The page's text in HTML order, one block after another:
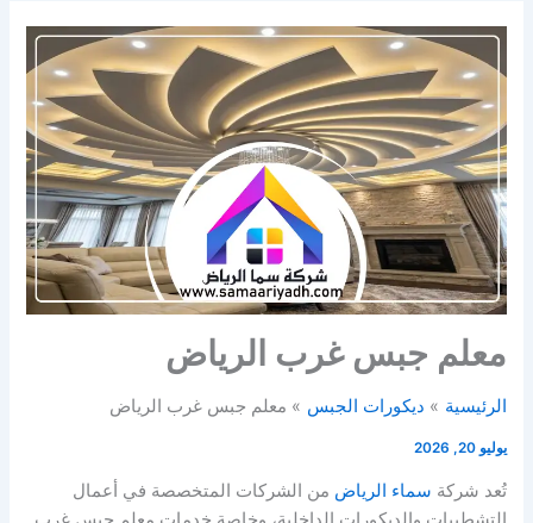
معلم جبس غرب الرياض
الرئيسية ديكورات الجبس معلم جبس غرب الرياض
يوليو 20, 2026
تُعد شركة سماء الرياض من الشركات المتخصصة في أعمال